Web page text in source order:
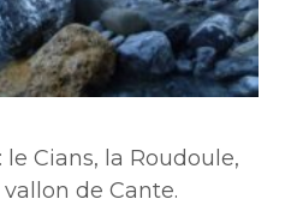
Cians, la Roudoule,
de Cante.